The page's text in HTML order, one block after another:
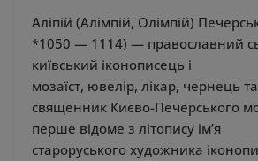
Аліпій (Алімпій, Олімпій)
*1050 — 1114) — православний
київський іконописець і
мозаїст, ювелір, лікар, чернець та
священник Києво-Печерського
перше відоме з літопису ім’я
староруського художника